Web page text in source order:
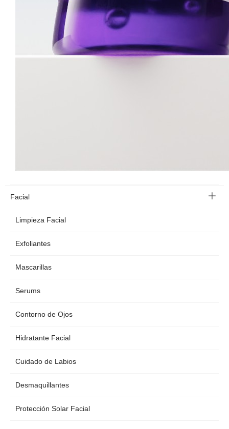
Facial
Limpieza Facial
Exfoliantes
Mascarillas
Serums
Contorno de Ojos
Hidratante Facial
Cuidado de Labios
Desmaquillantes
Protección Solar Facial